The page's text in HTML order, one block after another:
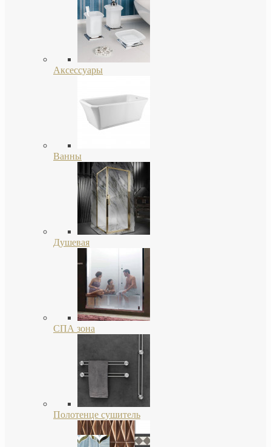
Аксессуары
Ванны
Душевая
СПА зона
Полотенце сушитель